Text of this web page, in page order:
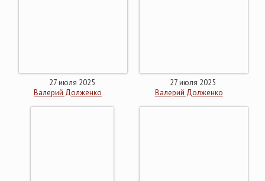
27 июля 2025
Валерий Долженко
27 июля 2025
Валерий Долженко